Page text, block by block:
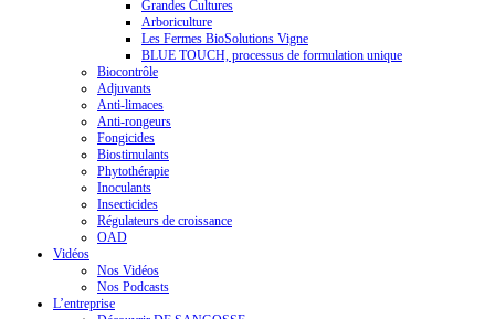
Grandes Cultures
Arboriculture
Les Fermes BioSolutions Vigne
BLUE TOUCH, processus de formulation unique
Biocontrôle
Adjuvants
Anti-limaces
Anti-rongeurs
Fongicides
Biostimulants
Phytothérapie
Inoculants
Insecticides
Régulateurs de croissance
OAD
Vidéos
Nos Vidéos
Nos Podcasts
L’entreprise